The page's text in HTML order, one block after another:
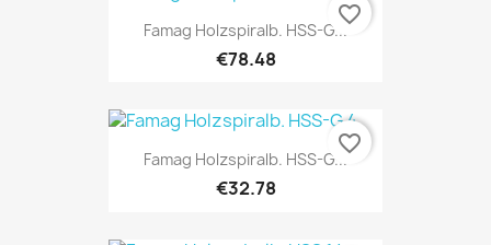
Famag Holzspiralb. HSS-G...
€78.48
favorite_border
Famag Holzspiralb. HSS-G...
€32.78
favorite_border